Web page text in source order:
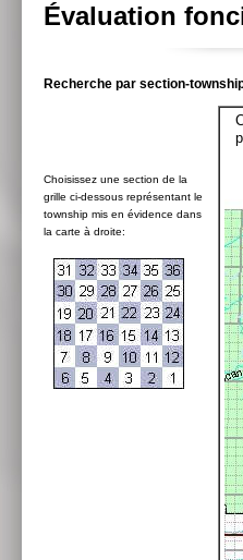
Évaluation
Recherche par section-
Choisissez une section de la
grille ci-dessous représentant le
township mis en évidence dans
la carte à droite: